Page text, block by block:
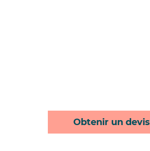
Obtenir un devis